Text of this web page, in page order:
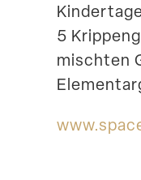
5
mischten